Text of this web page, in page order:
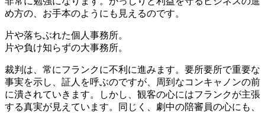
め方の、お手本のようにも見えるのです。
片や落ちぶれた個人事務所。
片や負け知らずの大事務所。
裁判は、常にフランクに不利に進みます。要所要所で重要な
事実を示し、証人を呼ぶのですが、周到なコンキャノンの前
に潰されていきます。しかし、観客の心にはフランクが主張
する真実が見えています。同じく、劇中の陪審員の心にも、